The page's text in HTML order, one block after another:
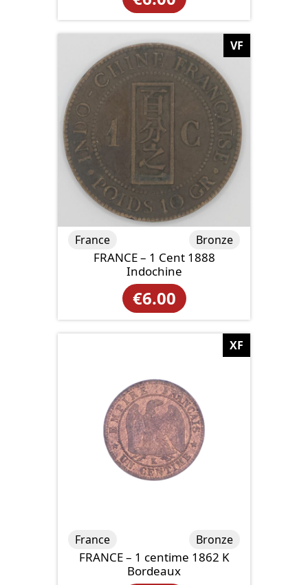
VF
FRANCE – 1 Cent 1888
Indochine
€6.00
France Bronze
XF
FRANCE – 1 centime 1862 K
Bordeaux
France Bronze